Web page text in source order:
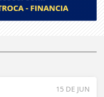
15 DE JUN